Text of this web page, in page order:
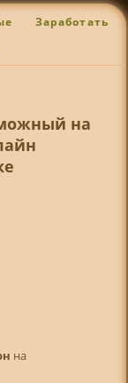
Заработать
на
на